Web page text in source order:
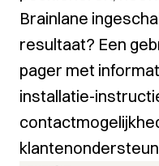
Brainlane
resultaat? Een
pager met
installatie-